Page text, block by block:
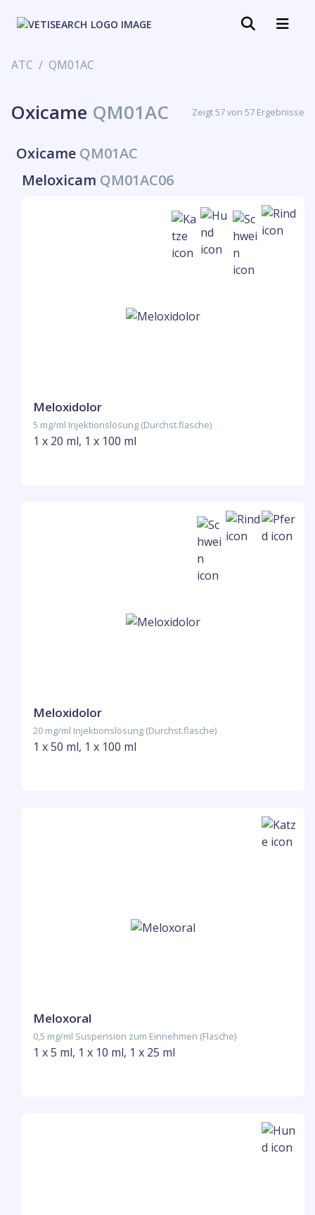
ATC QM01AC
Oxicame QM01AC Zeigt 57 von 57 Ergebnisse
Oxicame QM01AC
Meloxicam QM01AC06
Meloxidolor
5 mg/ml Injektionslösung (Durchst.flasche)
1 x 20 ml, 1 x 100 ml
Meloxidolor
20 mg/ml Injektionslösung (Durchst.flasche)
1 x 50 ml, 1 x 100 ml
Meloxoral
0,5 mg/ml Suspension zum Einnehmen (Flasche)
1 x 5 ml, 1 x 10 ml, 1 x 25 ml